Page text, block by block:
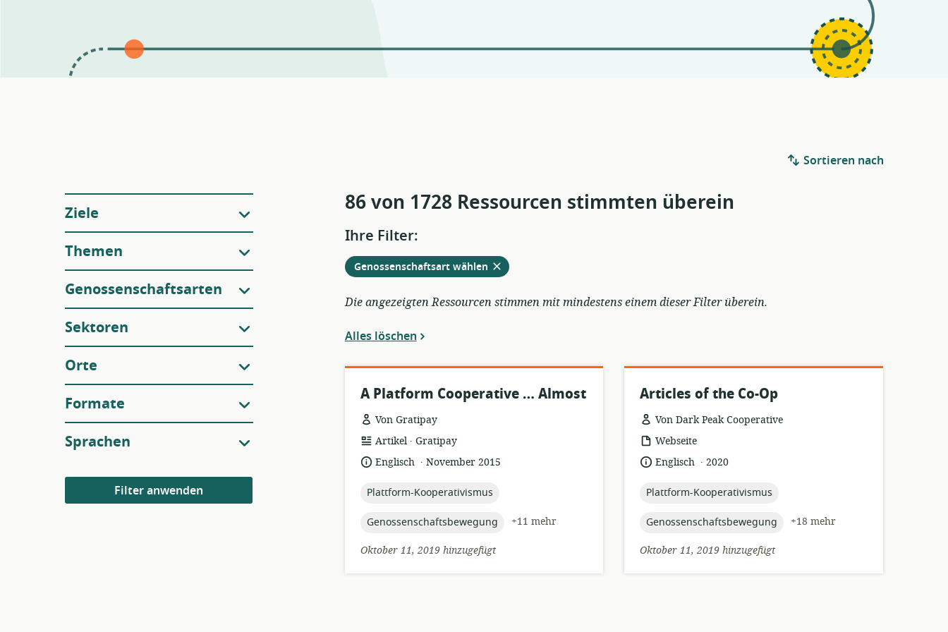
Filter
Ziele
Themen
Genossenschaftsarten
Sektoren
Orte
Formate
Sprachen
Filter anwenden
Sortieren nach
86 von 1728 Ressourcen stimmten überein
Ihre Filter:
Genossenschaftsart wählenvon
den
aktuellen
Filtern
Die angezeigten Ressourcen stimmen mit mindestens einem dieser Filter überein.
Alles löschen
A Platform Cooperative … Almost
Von Gratipay
Ressourcenformat:
Artikel .
Herausgeber:
Gratipay
Sprache:
Englisch .
Veröffentlichungsdatum:
November 2015
topic:
Plattform-Kooperativismus
topic:
Genossenschaftsbewegung
+11 mehr
Oktober 11, 2019 hinzugefügt
Articles of the Co-Op
Von Dark Peak Cooperative
Ressourcenformat:
Webseite
Sprache:
Englisch .
Veröffentlichungsdatum:
2020
topic:
Plattform-Kooperativismus
topic:
Genossenschaftsbewegung
+18 mehr
Oktober 11, 2019 hinzugefügt